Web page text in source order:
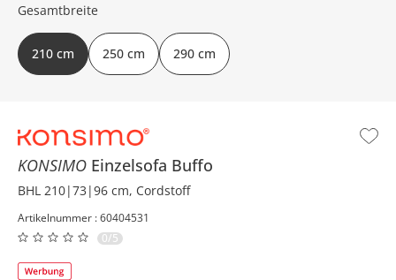
KONSIMO Einzelsofa Buffo
BHL 210|73|96 cm, Cordstoff
Artikelnummer : 60404531
0/5
Gesamtbreite
210 cm 250 cm 290 cm